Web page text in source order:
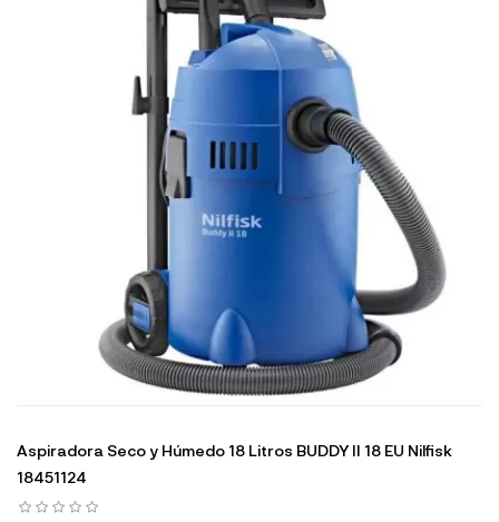
Aspiradora Seco y Húmedo 18 Litros BUDDY II 18 EU Nilfisk
18451124